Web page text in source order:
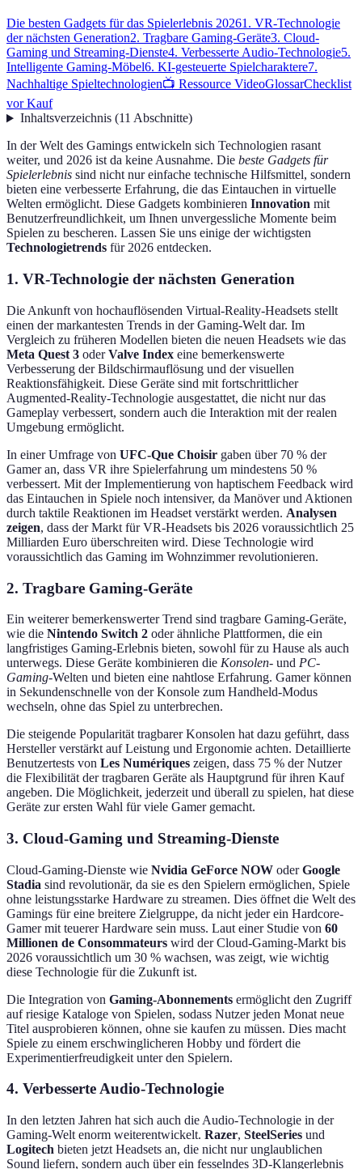
Die besten Gadgets für das Spielerlebnis 20261. VR-Technologie
der nächsten Generation2. Tragbare Gaming-Geräte3. Cloud-
Gaming und Streaming-Dienste4. Verbesserte Audio-Technologie5.
Intelligente Gaming-Möbel6. KI-gesteuerte Spielcharaktere7.
Nachhaltige Spieltechnologien📺 Ressource VideoGlossarChecklist
vor Kauf
Inhaltsverzeichnis(11 Abschnitte)
In der Welt des Gamings entwickeln sich Technologien rasant
weiter, und 2026 ist da keine Ausnahme. Die beste Gadgets für
Spielerlebnis sind nicht nur einfache technische Hilfsmittel, sondern
bieten eine verbesserte Erfahrung, die das Eintauchen in virtuelle
Welten ermöglicht. Diese Gadgets kombinieren Innovation mit
Benutzerfreundlichkeit, um Ihnen unvergessliche Momente beim
Spielen zu bescheren. Lassen Sie uns einige der wichtigsten
Technologietrends für 2026 entdecken.
1. VR-Technologie der nächsten Generation
Die Ankunft von hochauflösenden Virtual-Reality-Headsets stellt
einen der markantesten Trends in der Gaming-Welt dar. Im
Vergleich zu früheren Modellen bieten die neuen Headsets wie das
Meta Quest 3 oderValve Index eine bemerkenswerte
Verbesserung der Bildschirmauflösung und der visuellen
Reaktionsfähigkeit. Diese Geräte sind mit fortschrittlicher
Augmented-Reality-Technologie ausgestattet, die nicht nur das
Gameplay verbessert, sondern auch die Interaktion mit der realen
Umgebung ermöglicht.
In einer Umfrage von UFC-Que Choisir gaben über 70 % der
Gamer an, dass VR ihre Spielerfahrung um mindestens 50 %
verbessert. Mit der Implementierung von haptischem Feedback wird
das Eintauchen in Spiele noch intensiver, da Manöver und Aktionen
durch taktile Reaktionen im Headset verstärkt werden. Analysen
zeigen, dass der Markt für VR-Headsets bis 2026 voraussichtlich 25
Milliarden Euro überschreiten wird. Diese Technologie wird
voraussichtlich das Gaming im Wohnzimmer revolutionieren.
2. Tragbare Gaming-Geräte
Ein weiterer bemerkenswerter Trend sind tragbare Gaming-Geräte,
wie die Nintendo Switch 2 oder ähnliche Plattformen, die ein
langfristiges Gaming-Erlebnis bieten, sowohl für zu Hause als auch
unterwegs. Diese Geräte kombinieren die Konsolen- und PC-
Gaming-Welten und bieten eine nahtlose Erfahrung. Gamer können
in Sekundenschnelle von der Konsole zum Handheld-Modus
wechseln, ohne das Spiel zu unterbrechen.
Die steigende Popularität tragbarer Konsolen hat dazu geführt, dass
Hersteller verstärkt auf Leistung und Ergonomie achten. Detaillierte
Benutzertests von Les Numériques zeigen, dass 75 % der Nutzer
die Flexibilität der tragbaren Geräte als Hauptgrund für ihren Kauf
angeben. Die Möglichkeit, jederzeit und überall zu spielen, hat diese
Geräte zur ersten Wahl für viele Gamer gemacht.
3. Cloud-Gaming und Streaming-Dienste
Cloud-Gaming-Dienste wie Nvidia GeForce NOW oderGoogle
Stadia sind revolutionär, da sie es den Spielern ermöglichen, Spiele
ohne leistungsstarke Hardware zu streamen. Dies öffnet die Welt des
Gamings für eine breitere Zielgruppe, da nicht jeder ein Hardcore-
Gamer mit teuerer Hardware sein muss. Laut einer Studie von 60
Millionen de Consommateurs wird der Cloud-Gaming-Markt bis
2026 voraussichtlich um 30 % wachsen, was zeigt, wie wichtig
diese Technologie für die Zukunft ist.
Die Integration von Gaming-Abonnements ermöglicht den Zugriff
auf riesige Kataloge von Spielen, sodass Nutzer jeden Monat neue
Titel ausprobieren können, ohne sie kaufen zu müssen. Dies macht
Spiele zu einem erschwinglicheren Hobby und fördert die
Experimentierfreudigkeit unter den Spielern.
4. Verbesserte Audio-Technologie
In den letzten Jahren hat sich auch die Audio-Technologie in der
Gaming-Welt enorm weiterentwickelt. Razer, SteelSeries und
Logitech bieten jetzt Headsets an, die nicht nur unglaublichen
Sound liefern, sondern auch über ein fesselndes 3D-Klangerlebnis